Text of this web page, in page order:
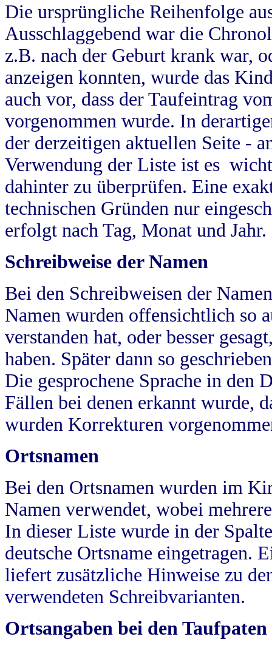
Die ursprüngliche Reihenfolge
Ausschlaggebend war die
z.B. nach der Geburt krank war,
anzeigen konnten, wurde das
auch vor, dass der Taufeintrag
vorgenommen wurde. In
der derzeitigen aktuellen Seite -
Verwendung der Liste ist es
dahinter zu überprüfen. Eine
technischen Gründen nur
erfolgt nach Tag, Monat und Jahr.
Schreibweise der Namen
Bei den Schreibweisen der
Namen wurden offensichtlich so
verstanden hat, oder besser
haben. Später dann so
Die gesprochene Sprache in
Fällen bei denen erkannt wurde,
wurden Korrekturen
Ortsnamen
Bei den Ortsnamen wurden im
Namen verwendet, wobei
In dieser Liste wurde in der
deutsche Ortsname eingetragen.
liefert zusätzliche Hinweise zu
verwendeten Schreibvarianten.
Ortsangaben bei den Taufpaten